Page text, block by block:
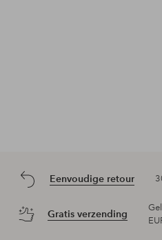
Eenvoudige retour
Gratis verzending